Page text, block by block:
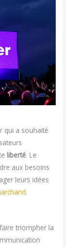
qui a souhaité
liberté. Le
aux besoins
leurs idées
.
triompher la